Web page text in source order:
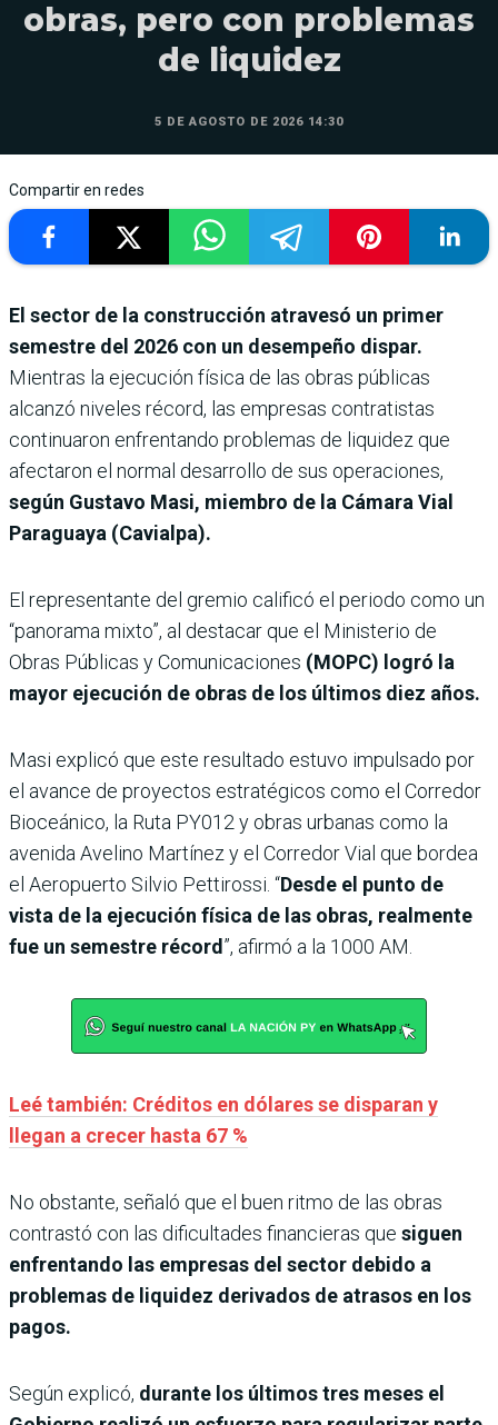
obras, pero con problemas
de liquidez
5 DE AGOSTO DE 2026 14:30
Compartir en redes
El sector de la construcción atravesó un primer
semestre del 2026 con un desempeño dispar.
Mientras la ejecución física de las obras públicas
alcanzó niveles récord, las empresas contratistas
continuaron enfrentando problemas de liquidez que
afectaron el normal desarrollo de sus operaciones,
según Gustavo Masi, miembro de la Cámara Vial
Paraguaya (Cavialpa).
El representante del gremio calificó el periodo como un
“panorama mixto”, al destacar que el Ministerio de
Obras Públicas y Comunicaciones (MOPC) logró la
mayor ejecución de obras de los últimos diez años.
Masi explicó que este resultado estuvo impulsado por
el avance de proyectos estratégicos como el Corredor
Bioceánico, la Ruta PY012 y obras urbanas como la
avenida Avelino Martínez y el Corredor Vial que bordea
el Aeropuerto Silvio Pettirossi. “Desde el punto de
vista de la ejecución física de las obras, realmente
fue un semestre récord”, afirmó a la 1000 AM.
Leé también: Créditos en dólares se disparan y
llegan a crecer hasta 67 %
No obstante, señaló que el buen ritmo de las obras
contrastó con las dificultades financieras que siguen
enfrentando las empresas del sector debido a
problemas de liquidez derivados de atrasos en los
pagos.
Según explicó, durante los últimos tres meses el